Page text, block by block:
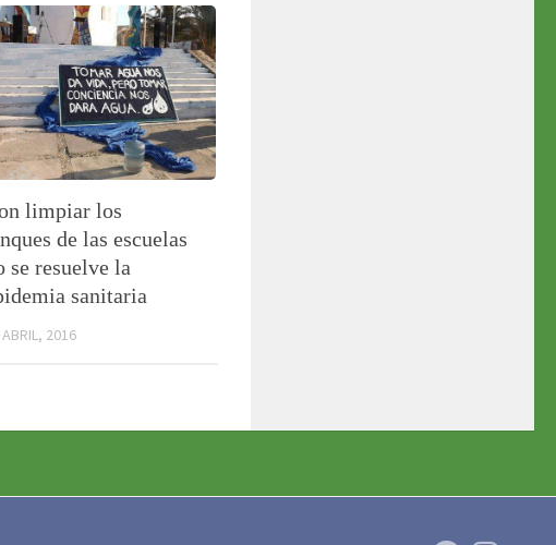
limpiar los
de las escuelas
se resuelve la
sanitaria
2016